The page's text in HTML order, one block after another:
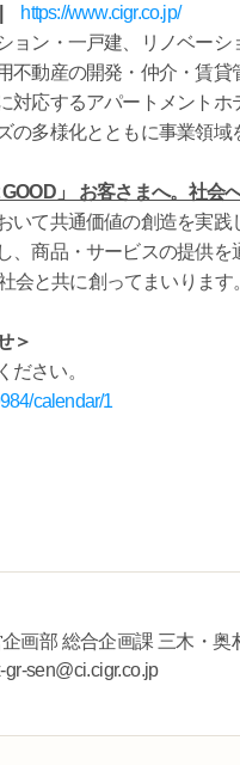
https://www.cigr.co.jp/
ョン・一戸建、リノベー
不動産の開発・仲介・賃
対応するアパートメント
の多様化とともに事業領
GOOD」 お客さまへ。社会
いて共通価値の創造を実
、商品・サービスの提供
会と共に創ってまいります。
＞
ださい。
calendar/1
画部 総合企画課 三木・奥
sen@ci.cigr.co.jp